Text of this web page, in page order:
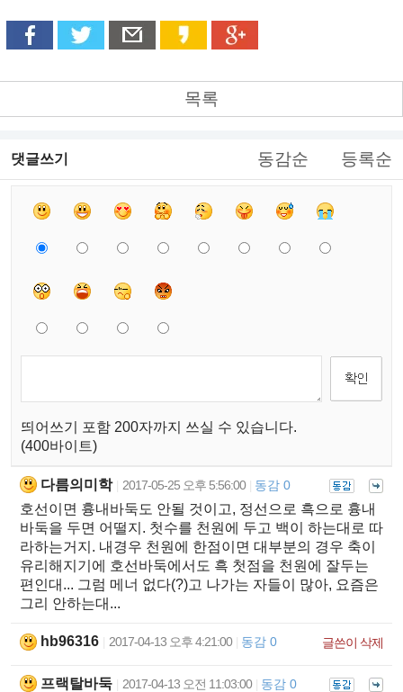
목록
댓글쓰기 동감순 등록순
띄어쓰기 포함 200자까지 쓰실 수 있습니다.
(400바이트)
다름의미학 2017-05-25 오후 5:56:00 동감 0
호선이면 흉내바둑도 안될 것이고, 정선으로 흑으로 흉내
바둑을 두면 어떨지. 첫수를 천원에 두고 백이 하는대로 따
라하는거지. 내경우 천원에 한점이면 대부분의 경우 축이
유리해지기에 호선바둑에서도 흑 첫점을 천원에 잘두는
편인대... 그럼 메너 없다(?)고 나가는 자들이 많아, 요즘은
그리 안하는대...
hb96316 2017-04-13 오후 4:21:00 동감 0 글쓴이 삭제
프랙탈바둑 2017-04-13 오전 11:03:00 동감 0